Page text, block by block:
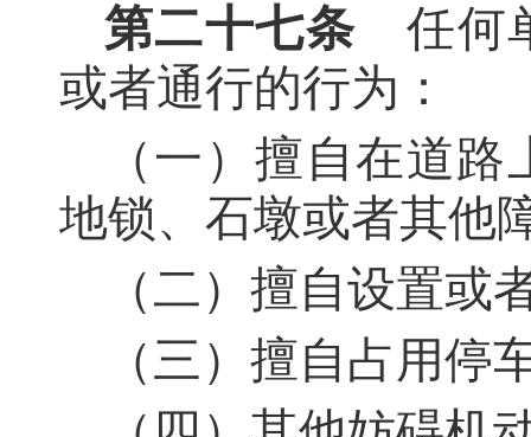
第二十七条 任何
或者通行的行为：
（一）擅自在道
地锁、石墩或者其他
（二）擅自设置或
（三）擅自占用停